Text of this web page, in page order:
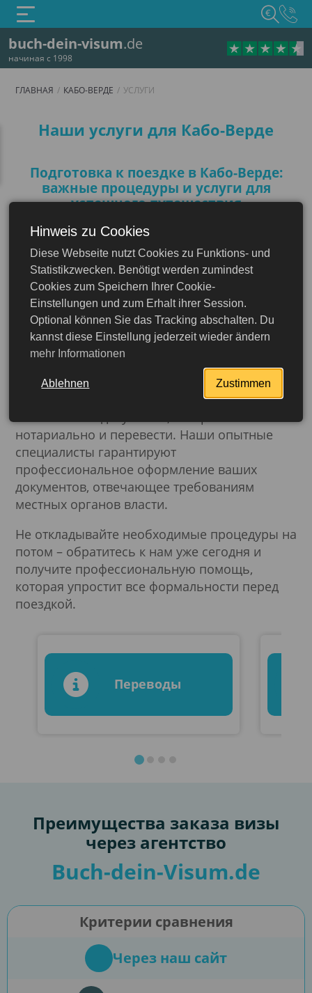
buch-dein-visum.de
начиная с 1998
€
Кабо-Верде
Подробнее
ГЛАВНАЯ КАБО-ВЕРДЕ УСЛУГИ
Услуги
Наши услуги для Кабо-Верде
Подготовка к поездке в Кабо-Верде:
важные процедуры и услуги для
успешного путешествия
Планируете поездку в Кабо-Верде? Тогда
важно правильно подготовиться к
путешествию. Необходимо заранее собрать
все необходимые документы и пройти все
процедуры. Тщательное выполнение всех
требований и подготовка документов
заранее помогут избежать неприятностей и
облегчат ваше пребывание на Кабо-Верде.
КомпанияBuch-dein-Visum.de
предлагает
широкий спектр услуг. Мы поможем вам
нотариально и перевести. Наши опытные
специалисты гарантируют
профессиональное оформление ваших
документов, отвечающее требованиям
местных органов власти.
Не откладывайте необходимые процедуры на
потом – обратитесь к нам уже сегодня и
получите профессиональную помощь,
которая упростит все формальности перед
поездкой.
Переводы
Преимущества заказа визы
через агентство
Buch-dein-Visum.de
Критерии сравнения
Через наш сайт
Hinweis zu Cookies
Diese Webseite nutzt Cookies zu Funktions- und
Statistikzwecken. Benötigt werden zumindest
Cookies zum Speichern Ihrer Cookie-
Einstellungen und zum Erhalt ihrer Session.
Optional können Sie das Tracking abschalten. Du
kannst diese Einstellung jederzeit wieder ändern
mehr Informationen
Ablehnen Zustimmen